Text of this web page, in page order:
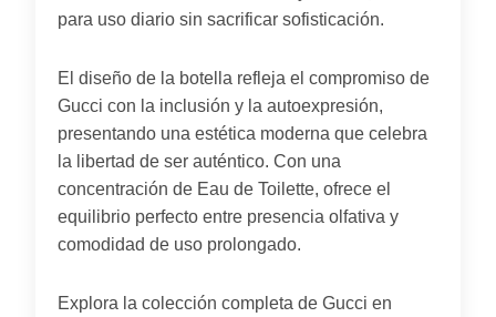
para uso diario sin sacrificar sofisticación.
El diseño de la botella refleja el compromiso de
Gucci con la inclusión y la autoexpresión,
presentando una estética moderna que celebra
la libertad de ser auténtico. Con una
concentración de Eau de Toilette, ofrece el
equilibrio perfecto entre presencia olfativa y
comodidad de uso prolongado.
Explora la colección completa de Gucci en